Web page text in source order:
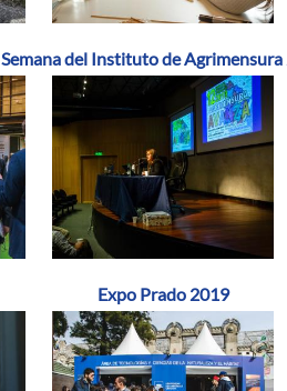
Semana del Instituto de Agrimensura
Expo Prado 2019